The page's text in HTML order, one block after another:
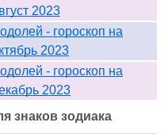
2023
- гороскоп на
2023
- гороскоп на
2023
знаков зодиака